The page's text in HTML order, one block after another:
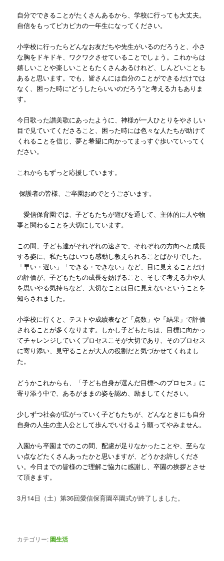
自分でできることがたくさんあるから、学校に行っても大丈夫。
自信をもってピカピカの一年生になってください。
小学校に行ったらどんなお友だちや先生がいるのだろうと、小さ
な胸をドキドキ、ワクワクさせていることでしょう。これからは
嬉しいことや楽しいこともたくさんあるけれど、しんどいことも
あると思います。でも、皆さんには自分のことができるだけでは
なく、困った時に“どうしたらいいのだろう”と考える力もありま
す。
今日歌った讃美歌にあったように、神様が一人ひとりをやさしい
目で見ていてくださること、困った時には色々な人たちが助けて
くれることを信じ、夢と希望に向かってまっすぐ歩いていってく
ださい。
これからもずっと応援しています。
保護者の皆様、ご卒園おめでとうございます。
愛信保育園では、子どもたちが遊びを通して、主体的に人や物
事と関わることを大切にしています。
この間、子ども達がそれぞれの速さで、それぞれの方向へと成長
する姿に、私たちはいつも感動し教えられることばかりでした。
「早い・遅い」「できる・できない」など、目に見えることだけ
の評価が、子どもたちの成長を妨げること、そして考える力や人
を思いやる気持ちなど、大切なことは目に見えないということを
知らされました。
小学校に行くと、テストや成績表など「点数」や「結果」で評価
されることが多くなります。しかし子どもたちは、目標に向かっ
てチャレンジしていくプロセスこそが大切であり、そのプロセス
に寄り添い、見守ることが大人の役割だと気づかせてくれまし
た。
どうかこれからも、「子ども自身が選んだ目標へのプロセス」に
寄り添う中で、あるがままの姿を認め、励ましてください。
少しずつ社会が広がっていく子どもたちが、どんなときにも自分
自身の人生の主人公として歩んでいけるよう願ってやみません。
入園から卒園までのこの間、配慮が足りなかったことや、至らな
い点などたくさんあったかと思いますが、どうかお許しくださ
い。今日までの皆様のご理解ご協力に感謝し、卒園の挨拶とさせ
て頂きます。
3月14日（土）第36回愛信保育園卒園式が終了しました。
カテゴリー:園生活